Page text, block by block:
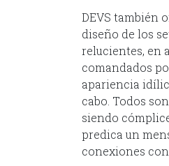
DEVS también
diseño de los
relucientes, en
comandados
apariencia
cabo. Todos
siendo
predica un
conexiones